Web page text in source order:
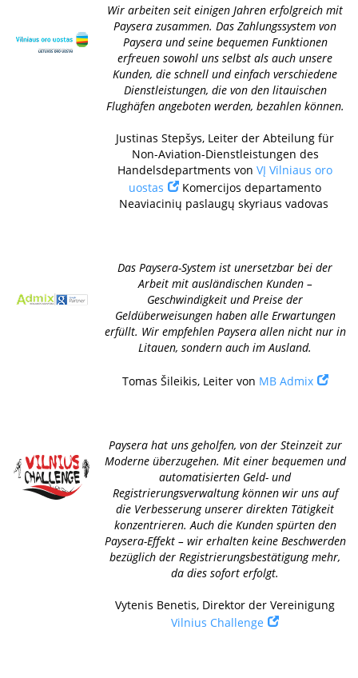
Wir arbeiten seit einigen Jahren erfolgreich mit
Paysera zusammen. Das Zahlungssystem von
Paysera und seine bequemen Funktionen
erfreuen sowohl uns selbst als auch unsere
Kunden, die schnell und einfach verschiedene
Dienstleistungen, die von den litauischen
Flughäfen angeboten werden, bezahlen können.
Justinas Stepšys, Leiter der Abteilung für
Non-Aviation-Dienstleistungen des
Handelsdepartments von VĮ Vilniaus oro
uostas
Komercijos departamento
Neaviacinių paslaugų skyriaus vadovas
Das Paysera-System ist unersetzbar bei der
Arbeit mit ausländischen Kunden –
Geschwindigkeit und Preise der
Geldüberweisungen haben alle Erwartungen
erfüllt. Wir empfehlen Paysera allen nicht nur in
Litauen, sondern auch im Ausland.
Tomas Šileikis, Leiter von MB Admix
Paysera hat uns geholfen, von der Steinzeit zur
Moderne überzugehen. Mit einer bequemen und
automatisierten Geld- und
Registrierungsverwaltung können wir uns auf
die Verbesserung unserer direkten Tätigkeit
konzentrieren. Auch die Kunden spürten den
Paysera-Effekt – wir erhalten keine Beschwerden
bezüglich der Registrierungsbestätigung mehr,
da dies sofort erfolgt.
Vytenis Benetis, Direktor der Vereinigung
Vilnius Challenge